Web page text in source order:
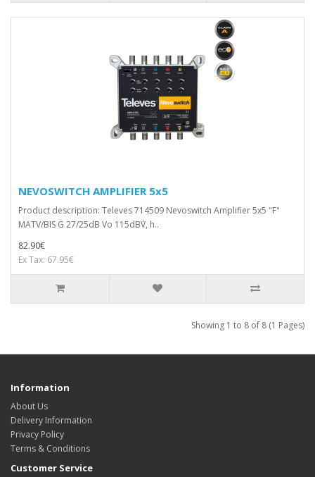
NEVOSWITCH AMPLIFIER 5x5
Product description: Televes 714509 Nevoswitch Amplifier 5x5 "F"
MATV/BIS G 27/25dB Vo 115dB΅V, h..
82.90€
Ex Tax: 67.95€
Showing 1 to 8 of 8 (1 Pages)
Information
About Us
Delivery Information
Privacy Policy
Terms & Conditions
Customer Service